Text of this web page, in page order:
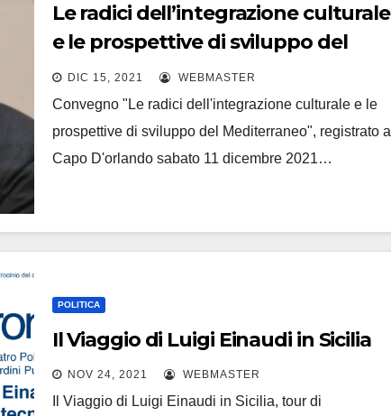
Le radici dell’integrazione culturale
e le prospettive di sviluppo del
Mediterraneo
DIC 15, 2021 WEBMASTER
Convegno "Le radici dell'integrazione culturale e le
prospettive di sviluppo del Mediterraneo", registrato a
Capo D'orlando sabato 11 dicembre 2021…
POLITICA
Il Viaggio di Luigi Einaudi in Sicilia
NOV 24, 2021 WEBMASTER
Il Viaggio di Luigi Einaudi in Sicilia, tour di